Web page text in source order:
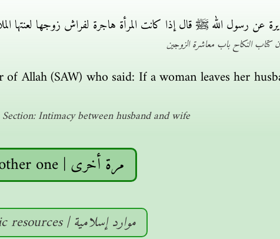
عن رسول الله ﷺ قال إذا كانت المرأة هاجرة لفراش زوجها لعنتها
كتاب النكاح باب معاشرة الزوجين
Allah (SAW) who said: If a woman leaves her
Intimacy between husband and wife
Another one | مرة أخرى
Islamic resources | موارد إسلامية